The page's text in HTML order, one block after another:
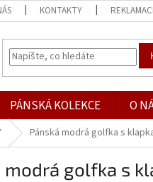
KONTAKTY
PÁNSKÁ KOLEKCE O
Pánská modrá golfka s
modrá golfka s